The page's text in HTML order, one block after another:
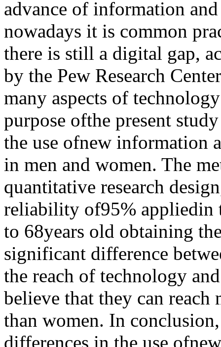
advance of information
nowadays it is common
there is still a digital gap,
by the Pew Research
many aspects of
purpose ofthe present
the use ofnew information
in men and women. The
quantitative research
reliability of95% appliedin
to 68years old obtaining
significant difference
the reach of technology
believe that they can
than women. In
differences in the use